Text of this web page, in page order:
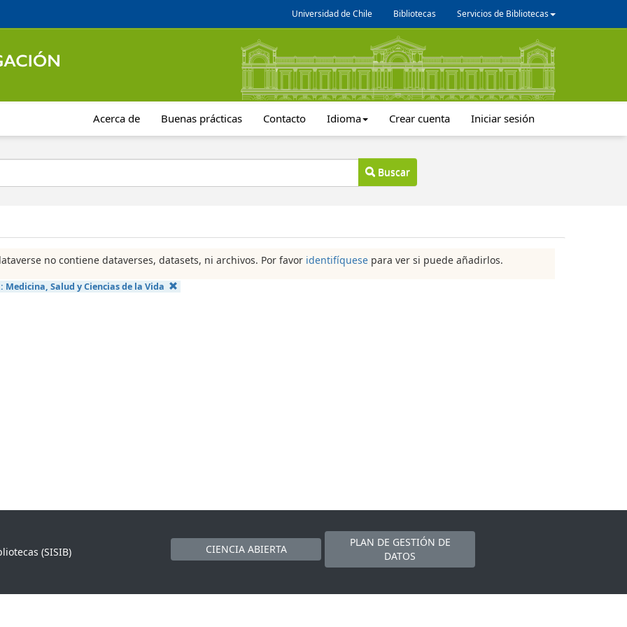
Universidad de Chile Bibliotecas Servicios de Bibliotecas
Acerca de Buenas prácticas Contacto Idioma Crear cuenta Iniciar sesión
Buscar
no contiene dataverses, datasets, ni archivos. Por favor identifíquese para ver si puede añadirlos.
Medicina, Salud y Ciencias de la Vida
(SISIB)
CIENCIA ABIERTA
PLAN DE GESTIÓN DE
DATOS